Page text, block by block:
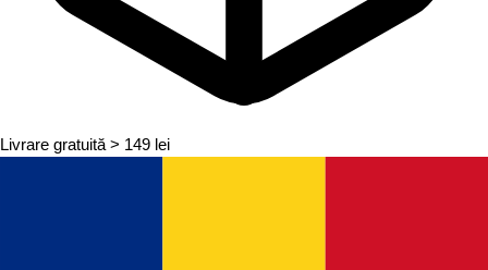
Livrare gratuită > 149 lei